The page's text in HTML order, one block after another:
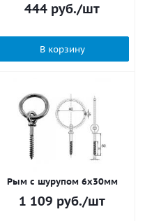
444 руб./шт
В корзину
Рым c шурупом 6х30мм
1 109 руб./шт